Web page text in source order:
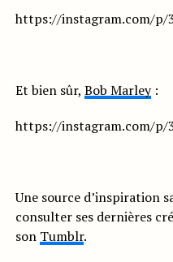
https://instagram.com/p/
Et bien sûr, Bob Marley:
https://instagram.com/p/
Une source d’inspiration
consulter ses dernières
son Tumblr.